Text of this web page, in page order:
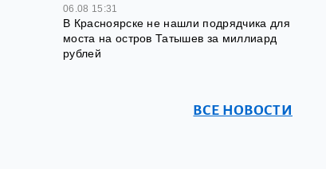
06.08 15:31
В Красноярске не нашли подрядчика для
моста на остров Татышев за миллиард
рублей
ВСЕ НОВОСТИ